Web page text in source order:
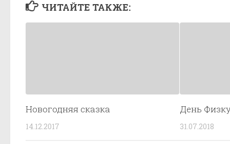
ЧИТАЙТЕ ТАКЖЕ:
Новогодняя сказка
14.12.2017
День
31.07.2018